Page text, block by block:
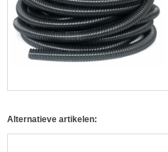
Alternatieve artikelen: